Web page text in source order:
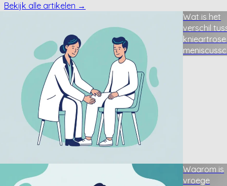
Bekijk alle artikelen →
Wat is het
verschil
Waarom is
vroege